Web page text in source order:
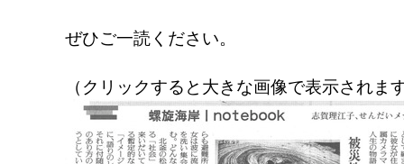
ぜひご一読ください。
（クリックすると大きな画像で表示されま